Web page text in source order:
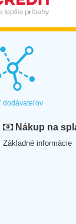
dodávateľov
Nákup na
Základné informácie